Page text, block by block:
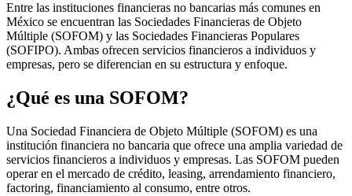
Entre las instituciones financieras no bancarias más comunes en
México se encuentran las Sociedades Financieras de Objeto
Múltiple (SOFOM) y las Sociedades Financieras Populares
(SOFIPO). Ambas ofrecen servicios financieros a individuos y
empresas, pero se diferencian en su estructura y enfoque.
¿Qué es una SOFOM?
Una Sociedad Financiera de Objeto Múltiple (SOFOM) es una
institución financiera no bancaria que ofrece una amplia variedad de
servicios financieros a individuos y empresas. Las SOFOM pueden
operar en el mercado de crédito, leasing, arrendamiento financiero,
factoring, financiamiento al consumo, entre otros.